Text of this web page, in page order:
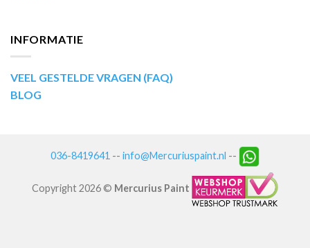
INFORMATIE
VEEL GESTELDE VRAGEN (FAQ)
BLOG
036-8419641 -- info@Mercuriuspaint.nl --
Copyright 2026 © Mercurius Paint